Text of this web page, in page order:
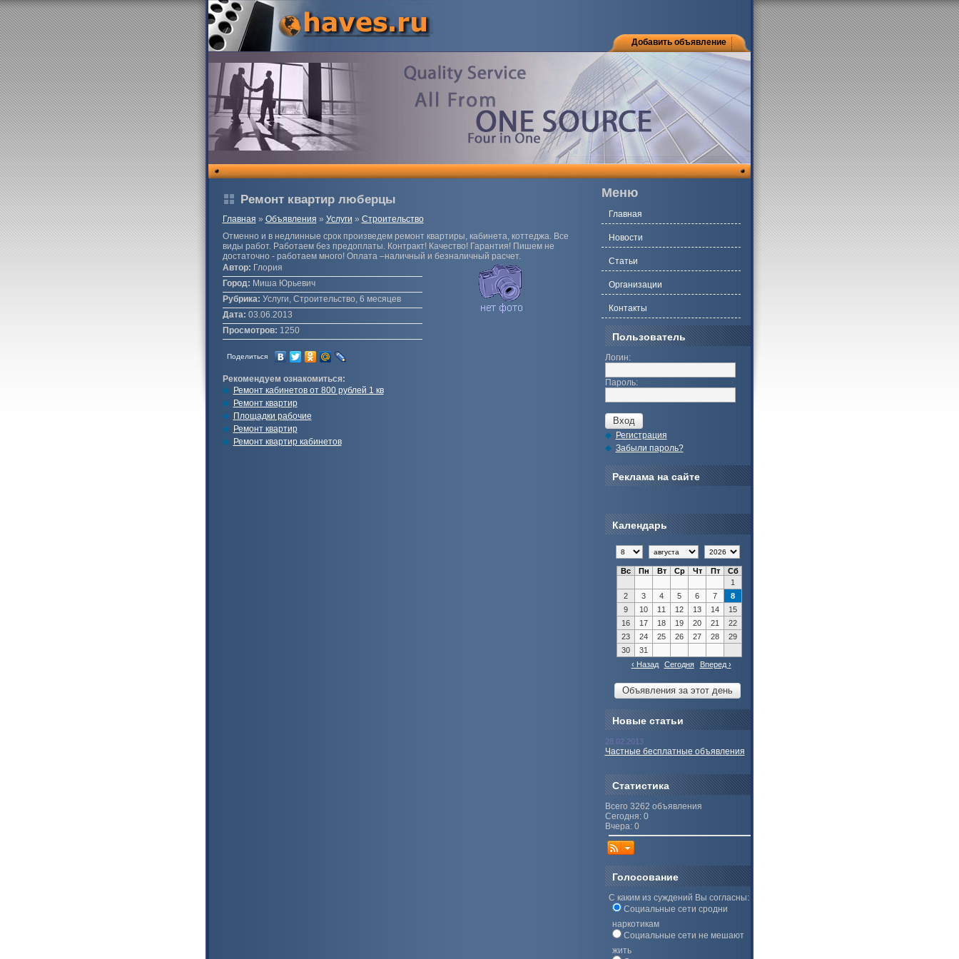
Добавить объявление
Ремонт квартир люберцы
Главная » Объявления » Услуги » Строительство
Отменно и в недлинные срок произведем ремонт квартиры, кабинета, коттеджа. Все
виды работ. Работаем без предоплаты. Контракт! Качество! Гарантия! Пишем не
достаточно - работаем много! Оплата –наличный и безналичный расчет.
Автор: Глория
Город: Миша Юрьевич
Рубрика: Услуги, Строительство, 6 месяцев
Дата: 03.06.2013
Просмотров: 1250
Поделиться
Рекомендуем ознакомиться:
Ремонт кабинетов от 800 рублей 1 кв
Ремонт квартир
Площадки рабочие
Ремонт квартир
Ремонт квартир кабинетов
Меню
Главная
Новости
Статьи
Организации
Контакты
Пользователь
Логин:
Пароль:
Регистрация
Забыли пароль?
Реклама на сайте
Календарь
Вс Пн Вт Ср Чт Пт
Сб
1
2
3 4 5 6 7
8
9
10 11 12 13 14
15
16
17 18 19 20 21
22
23
24 25 26 27 28
29
30
31
‹ Назад
Сегодня Вперед ›
Новые статьи
28.02.2013
Частные бесплатные объявления
Статистика
Всего 3262 объявления
Сегодня: 0
Вчера: 0
Голосование
С каким из суждений Вы согласны:
Социальные сети сродни
наркотикам
Социальные сети не мешают
жить